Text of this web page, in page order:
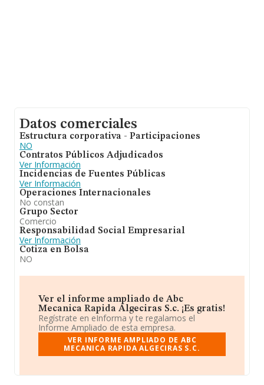
Datos comerciales
Estructura corporativa - Participaciones
NO
Contratos Públicos Adjudicados
Ver Información
Incidencias de Fuentes Públicas
Ver Información
Operaciones Internacionales
No constan
Grupo Sector
Comercio
Responsabilidad Social Empresarial
Ver Información
Cotiza en Bolsa
NO
Ver el informe ampliado de Abc
Mecanica Rapida Algeciras S.c. ¡Es gratis!
Regístrate en eInforma y te regalamos el
Informe Ampliado de esta empresa.
VER INFORME AMPLIADO DE ABC
MECANICA RAPIDA ALGECIRAS S.C.